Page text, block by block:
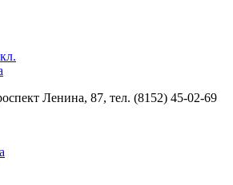
Ленина, 87, тел. (8152) 45-02-69